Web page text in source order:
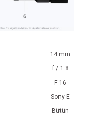
14 mm
f / 1.8
F 16
Sony E
Bütün